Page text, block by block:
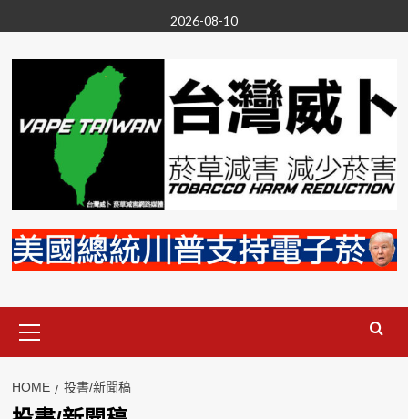
to
content
2026-08-10
Menu
HOME 投書/新聞稿